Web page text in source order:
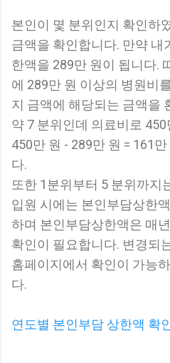
본인이 몇 분위인지 확인하
금액을 확인합니다. 만약 내
한액을 289만 원이 됩니다.
에 289만 원 이상의 병원비
지 금액에 해당되는 금액을
약 7 분위인데 의료비로
450만 원 - 289만 원 = 161
다.
또한 1분위부터 5 분위까지
입원 시에는 본인부담상한
하며 본인부담상한액은 매
확인이 필요합니다. 변경되
홈페이지에서 확인이 가능
다.
연도별 본인부담 상한액 확